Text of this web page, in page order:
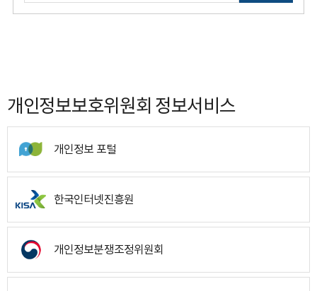
개인정보보호위원회 정보서비스
개인정보 포털
한국인터넷진흥원
개인정보분쟁조정위원회